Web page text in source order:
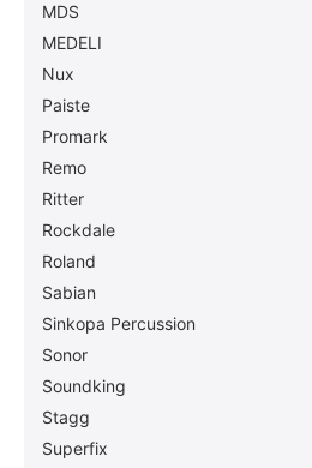
MDS
MEDELI
Nux
Paiste
Promark
Remo
Ritter
Rockdale
Roland
Sabian
Sinkopa Percussion
Sonor
Soundking
Stagg
Superfix